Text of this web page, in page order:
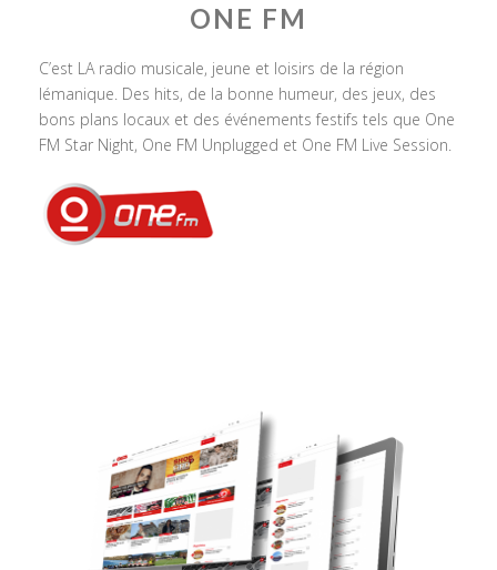
ONE FM
C’est LA radio musicale, jeune et loisirs de la région
lémanique. Des hits, de la bonne humeur, des jeux, des
bons plans locaux et des événements festifs tels que One
FM Star Night, One FM Unplugged et One FM Live Session.